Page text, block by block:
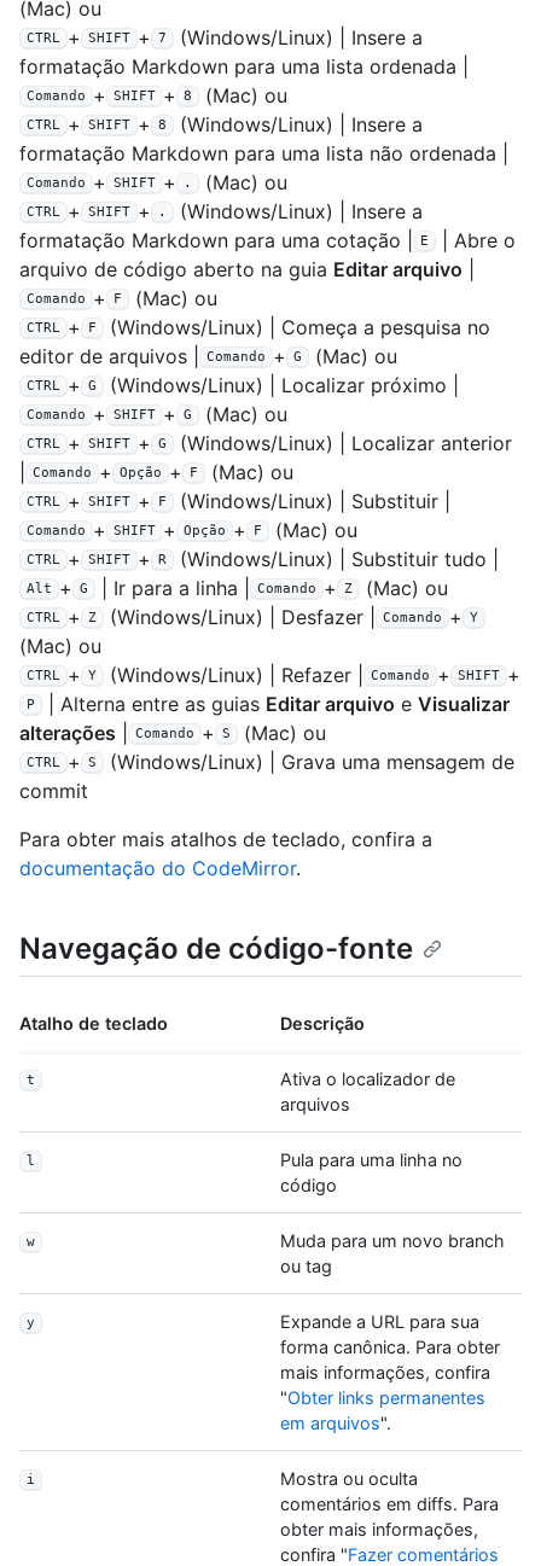
(Mac) ou
CTRL + SHIFT + 7
(Windows/Linux) | Insere a
formatação Markdown para uma lista ordenada |
Comando + SHIFT + 8 (Mac) ou
CTRL + SHIFT + 8
(Windows/Linux) | Insere a
formatação Markdown para uma lista não ordenada |
Comando + SHIFT + . (Mac) ou
CTRL + SHIFT + .
(Windows/Linux) | Insere a
formatação Markdown para uma cotação |
E
| Abre o
arquivo de código aberto na guia Editar arquivo
Comando + F (Mac) ou
CTRL + F
(Windows/Linux) | Começa a pesquisa no
editor de arquivos |
Comando + G (Mac) ou
CTRL + G (Windows/Linux) | Localizar próximo |
Comando + SHIFT + G (Mac) ou
CTRL + SHIFT + G
(Windows/Linux) | Localizar anterior
Comando + Opção + F (Mac) ou
CTRL + SHIFT + F (Windows/Linux) | Substituir |
Comando + SHIFT + Opção + F (Mac) ou
CTRL + SHIFT + R (Windows/Linux) | Substituir tudo |
Alt + G | Ir para a linha | Comando + Z (Mac) ou
CTRL + Z (Windows/Linux) | Desfazer | Comando + Y
(Mac) ou
CTRL + Y (Windows/Linux) | Refazer | Comando + SHIFT +
P | Alterna entre as guias Editar arquivo e Visualizar
alterações
Comando + S (Mac) ou
CTRL + S
(Windows/Linux) | Grava uma mensagem de
commit
Para obter mais atalhos de teclado, confira a
documentação do CodeMirror.
Navegação de código-fonte
Atalho de teclado Descrição
t
Ativa o localizador de
arquivos
l
Pula para uma linha no
código
w
Muda para um novo branch
ou tag
y
Expande a URL para sua
forma canônica. Para obter
mais informações, confira
"Obter links permanentes
em arquivos".
i
Mostra ou oculta
comentários em diffs. Para
obter mais informações,
confira "Fazer comentários